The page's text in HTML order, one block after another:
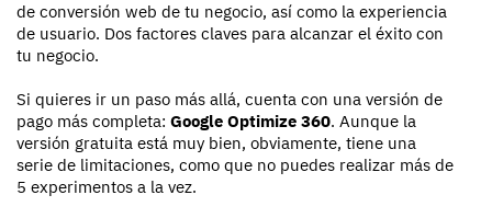
de conversión web de tu negocio, así como la experiencia
de usuario. Dos factores claves para alcanzar el éxito con
tu negocio.
Si quieres ir un paso más allá, cuenta con una versión de
pago más completa: Google Optimize 360. Aunque la
versión gratuita está muy bien, obviamente, tiene una
serie de limitaciones, como que no puedes realizar más de
5 experimentos a la vez.